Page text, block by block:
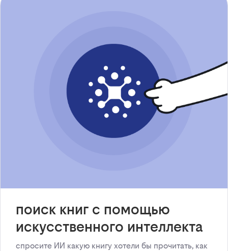
поиск книг с помощью
искусственного интеллекта
спросите ИИ какую книгу хотели бы прочитать, как